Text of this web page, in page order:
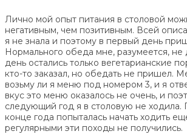
Лично мой опыт питания в столовой
негативным, чем позитивным. Всей
я не знала и поэтому в первый день
Нормального обеда мне, разумеется, не
день остались только вегетарианские
кто-то заказал, но обедать не пришел.
возьму ли я меню под номером 3, и я
вкус это меню оказалось не очень, и
следующий год я в столовую не ходила.
конце года попыталась начать ходить
регулярными эти походы не получились.